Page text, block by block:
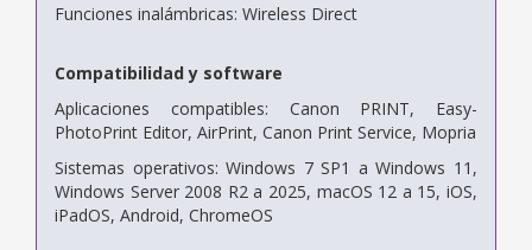
Funciones inalámbricas: Wireless Direct
Compatibilidad y software
Aplicaciones compatibles: Canon PRINT, Easy-
PhotoPrint Editor, AirPrint, Canon Print Service, Mopria
Sistemas operativos: Windows 7 SP1 a Windows 11,
Windows Server 2008 R2 a 2025, macOS 12 a 15, iOS,
iPadOS, Android, ChromeOS